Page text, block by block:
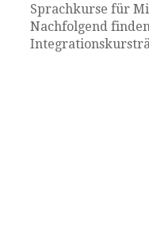
Sprachkurse für
Nachfolgend